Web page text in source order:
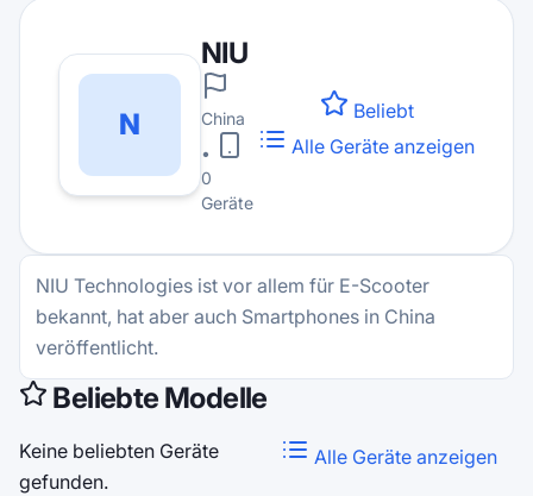
N
NIU
China
•
0
Geräte
Beliebt
Alle Geräte anzeigen
NIU Technologies ist vor allem für E-Scooter
bekannt, hat aber auch Smartphones in China
veröffentlicht.
Beliebte Modelle
Keine beliebten Geräte
gefunden.
Alle Geräte anzeigen